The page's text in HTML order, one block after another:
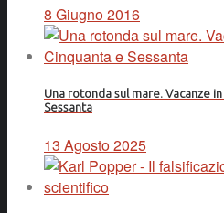
8 Giugno 2016
Una rotonda sul mare. Vacanze
Sessanta
13 Agosto 2025